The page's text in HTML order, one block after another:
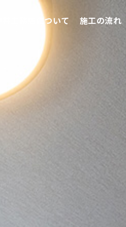
井工務店について 施工の流れ